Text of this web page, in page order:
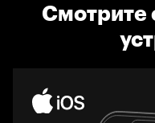
Смотрите